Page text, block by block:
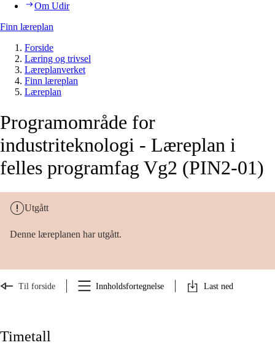
Om Udir
Finn læreplan
Forside
Læring og trivsel
Læreplanverket
Finn læreplan
Læreplan
Programområde for
industriteknologi - Læreplan i
felles programfag Vg2 (PIN2-01)
Utgått
Denne læreplanen har utgått.
Til forside Innholdsfortegnelse Last ned
Timetall